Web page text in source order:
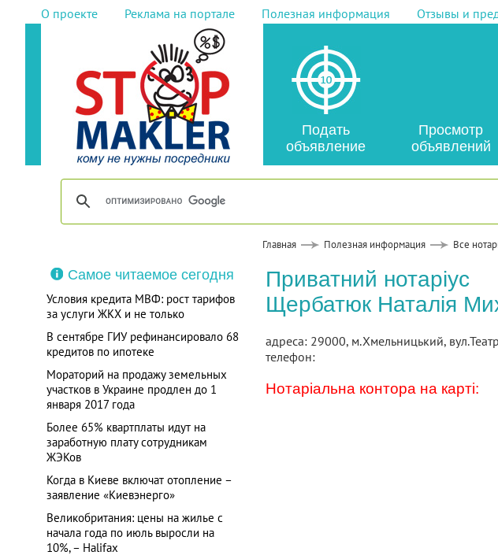
О проекте Реклама на портале Полезная информация Отзывы и
Подать
объявление
Просмотр
объявлений
Главная Полезная информация Все
Самое читаемое сегодня
Условия кредита МВФ: рост тарифов
за услуги ЖКХ и не только
В сентябре ГИУ рефинансировало 68
кредитов по ипотеке
Мораторий на продажу земельных
участков в Украине продлен до 1
января 2017 года
Более 65% квартплаты идут на
заработную плату сотрудникам
ЖЭКов
Когда в Киеве включат отопление –
заявление «Киевэнерго»
Великобритания: цены на жилье с
начала года по июль выросли на
10%, – Halifax
Приватний нотаріус
Щербатюк Наталія
адреса: 29000, м.Хмельницький,
телефон:
Нотаріальна контора на карті: